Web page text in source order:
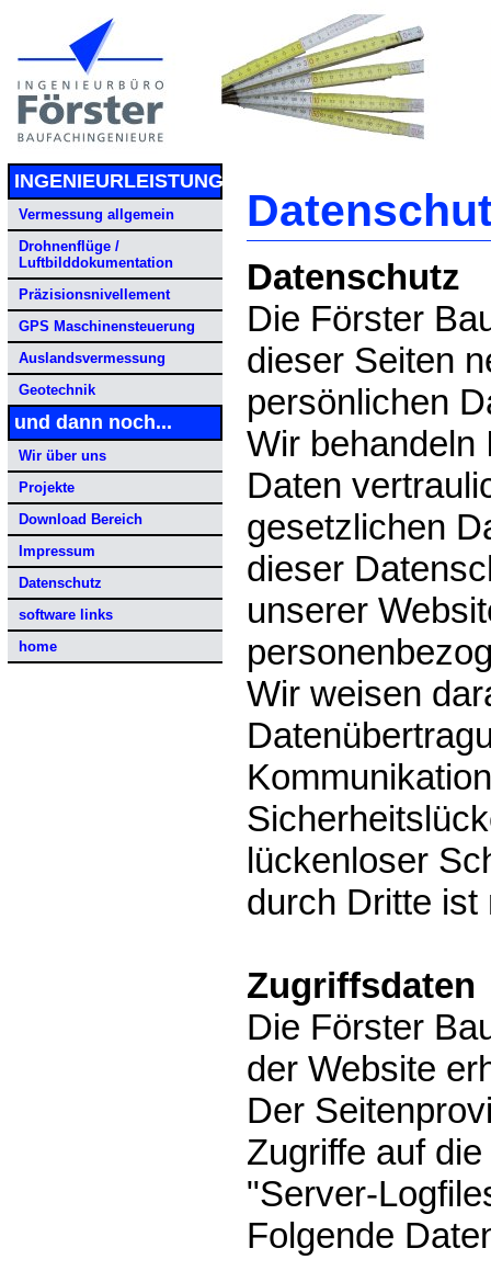
INGENIEURLEISTUNGEN
Vermessung allgemein
Drohnenflüge /
Luftbilddokumentation
Präzisionsnivellement
GPS Maschinensteuerung
Auslandsvermessung
Geotechnik
und dann noch...
Wir über uns
Projekte
Download Bereich
Impressum
Datenschutz
software links
home
Datenschutz
Die Förster
dieser Seiten
persönlichen
Wir behandeln
Daten
gesetzlichen
dieser
unserer
Wir weisen
lückenloser
durch Dritte ist
Zugriffsdaten
Die Förster
der Website
Der
Zugriffe auf
"Server-
Folgende